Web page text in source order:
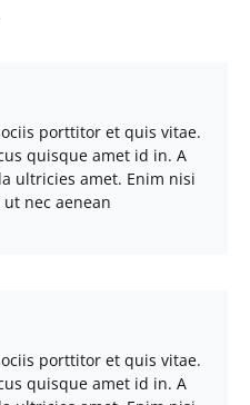
porttitor et quis vitae.
quisque amet id in. A
ultricies amet. Enim nisi
nec aenean
porttitor et quis vitae.
quisque amet id in. A